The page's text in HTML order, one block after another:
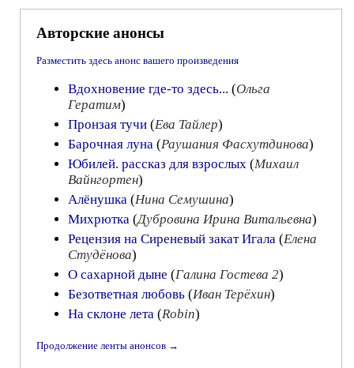
Авторские анонсы
Разместить здесь анонс вашего произведения
Вдохновение где-то здесь... (Ольга
Гератим)
Пронзая тучи (Ева Тайлер)
Барочная луна (Раушания Фасхутдинова)
Юбилей. рассказ для взрослых (Михаил
Вайнгортен)
Алёнушка (Нина Семушина)
Михрютка (Дубровина Ирина Витальевна)
Рецензия на Сиреневый закат Игала (Елена
Студёнова)
О сахарной дыне (Галина Гостева 2)
Безответная любовь (Иван Терёхин)
На склоне лета (Robin)
Продолжение ленты анонсов →